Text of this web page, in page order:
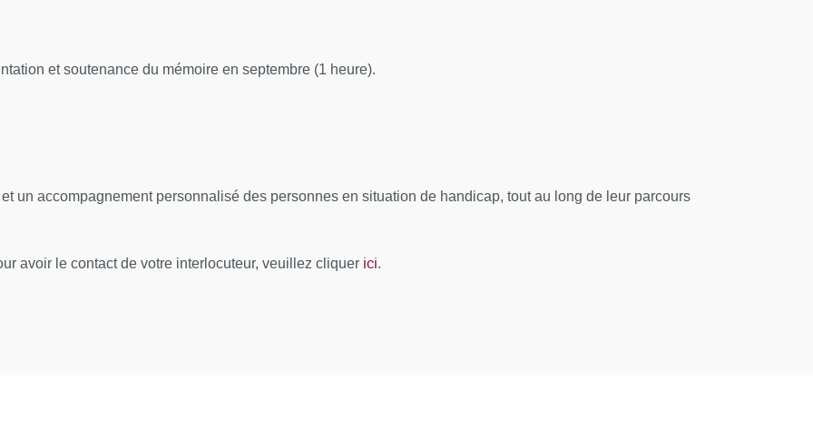
(IRM ou TDM)
type d’arrêt cardiaque
partie)
1e partie
sujet âgé
et soutenance du mémoire en septembre (1 heure).
un accompagnement personnalisé des personnes en situation de handicap, tout au long de leur parcours
avoir le contact de votre interlocuteur, veuillez cliquer ici.